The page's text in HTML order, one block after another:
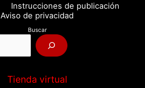
Instrucciones de publicación
Aviso de privacidad
Buscar
Tienda virtual